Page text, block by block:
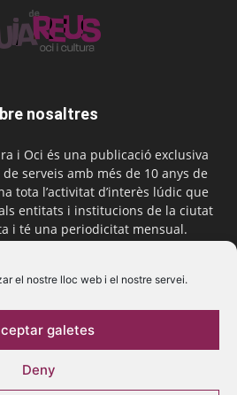
el nostre lloc web i el nostre servei.
galetes
Deny
nosaltres
i Oci és una publicació exclusiva
serveis amb més de 10 anys de
tota l’activitat d’interès lúdic que
entitats i institucions de la ciutat
i té una periodicitat mensual.
nos